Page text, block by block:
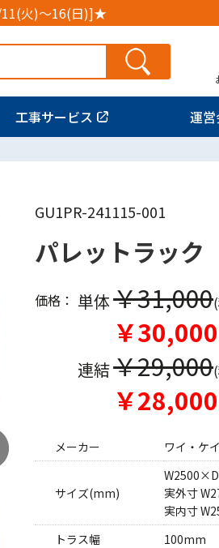
火)～16(日)]★
工事サービス 運
GU1PR-241115-001
パレットラック
価格： 単体￥31,000
￥30,000
連結￥29,000
￥28,000
メーカー ワイ・ケ
サイズ(mm)
実外寸
実内寸
トラス幅
100mm